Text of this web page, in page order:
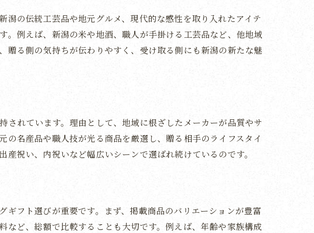
るギフト体験
残る贈り物を
性を見抜く方法
信頼度を判断
メーカーの条件
際のチェックポイント
な調べ方
方法
徹底比較するコツ
の伝統工芸品や地元グルメ、現代的な感性を取り入れたアイテ
例えば、新潟の米や地酒、職人が手掛ける工芸品など、他地域
る側の気持ちが伝わりやすく、受け取る側にも新潟の新たな魅
れています。理由として、地域に根ざしたメーカーが品質やサ
名産品や職人技が光る商品を厳選し、贈る相手のライフスタイ
祝い、内祝いなど幅広いシーンで選ばれ続けているのです。
フト選びが重要です。まず、掲載商品のバリエーションが豊富
ど、総額で比較することも大切です。例えば、年齢や家族構成